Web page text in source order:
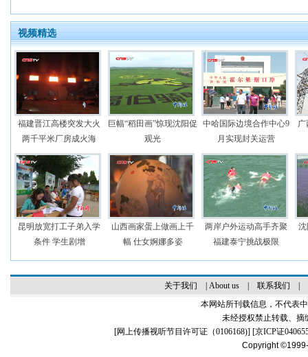
视频精选
福建晋江高楼突发大火
两千平米厂房成火海
巨幅“稻田画”惊现沈阳促
观光
中哈国际边境合作中心9
月实现封关运营
广
昆明放宽打工子弟入学
条件 学生剧增
山西画家蛋上做画上千
幅 仕女婀娜多姿
两岸户外运动高手齐聚
福建泰宁挑战极限
沈
关于我们 About us| 联系我们
本网站所刊载信息，不代表
未经授权禁止转载、摘
[网上传播视听节目许可证（0106168)] [京ICP证
Copyright